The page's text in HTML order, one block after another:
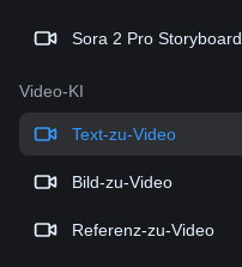
Sora 2 Pro Storyboard
Video-KI
Text-zu-Video
Bild-zu-Video
Referenz-zu-Video